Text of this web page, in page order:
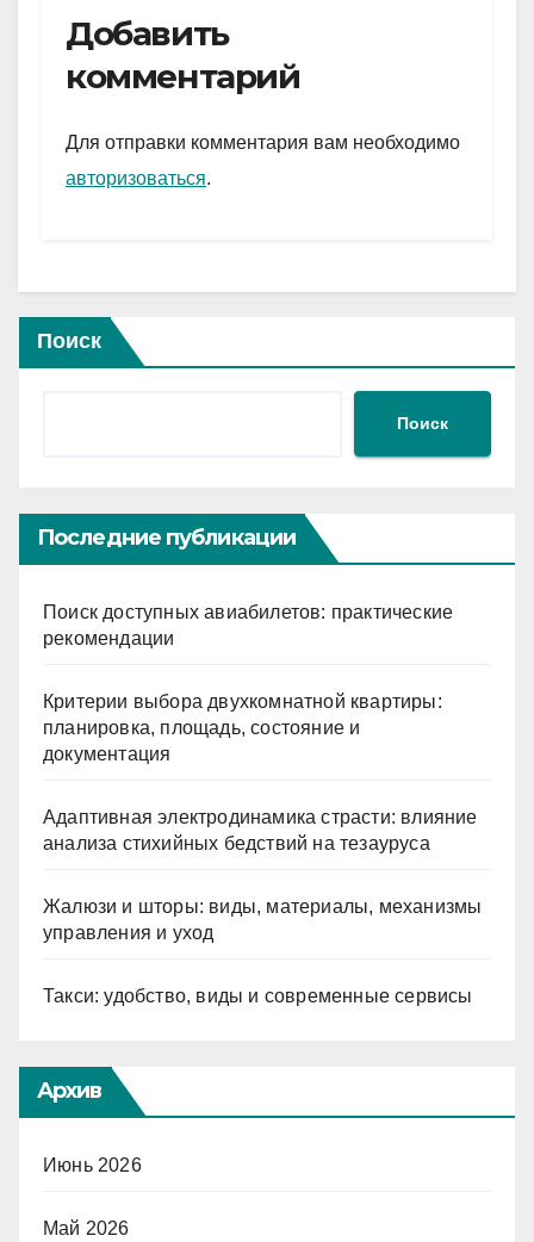
e
gr
a
m
er
s
A
p
и
Добавить
комментарий
Для отправки комментария вам необходимо
авторизоваться.
Поиск
Поиск
Последние публикации
Поиск доступных авиабилетов: практические
рекомендации
Критерии выбора двухкомнатной квартиры:
планировка, площадь, состояние и
документация
Адаптивная электродинамика страсти: влияние
анализа стихийных бедствий на тезауруса
Жалюзи и шторы: виды, материалы, механизмы
управления и уход
Такси: удобство, виды и современные сервисы
Архив
Июнь 2026
Май 2026